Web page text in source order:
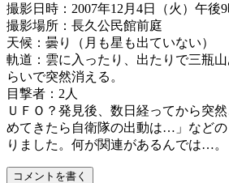
撮影日時：2007年12月4日（火）午後
撮影場所：長久公民館前庭
天候：曇り（月も星も出ていない）
軌道：雲に入ったり、出たりで三瓶
らいで突然消える。
目撃者：2人
ＵＦＯ？発見後、数日経ってから突
めてきたら自衛隊の出動は…」などの
りました。何が関連があるんでは…。
コメントを書く